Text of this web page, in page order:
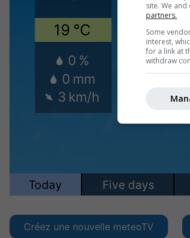
Créez une nouvelle meteoTV
site. We
partners.
Some
interest,
for a link at
withdraw